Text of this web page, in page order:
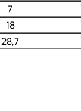
7
18
28,7